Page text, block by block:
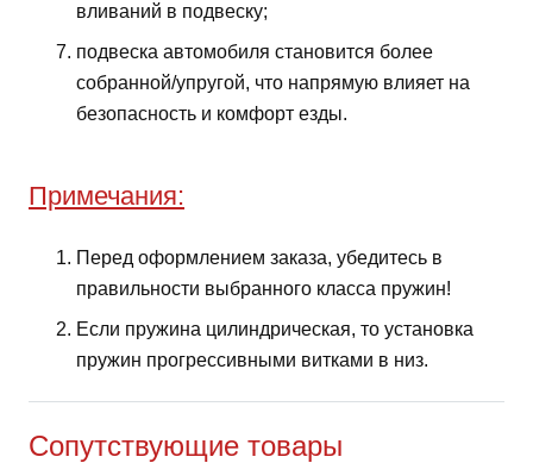
вливаний в подвеску;
подвеска автомобиля становится более
собранной/упругой, что напрямую влияет на
безопасность и комфорт езды.
Примечания:
Перед оформлением заказа, убедитесь в
правильности выбранного класса пружин!
Если пружина цилиндрическая, то установка
пружин прогрессивными витками в низ.
Сопутствующие товары